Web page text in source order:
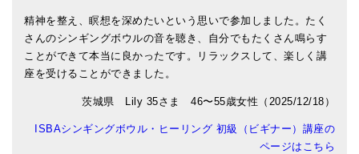
オンラインショップ
カートを見る
アマナマナのシンギングボウル
精神を整え、瞑想を深めたいという思いで参加しました。たく
さんのシンギングボウルの音を聴き、自分でもたくさん鳴らす
ことができて本当に良かったです。リラックスして、楽しく講
座を受けることができました。
茨城県 Lily 35さま 46〜55歳女性（2025/12/18）
ISBAシンギングボウル・ヒーリング 初級（ビギナー）講座の
ページはこちら